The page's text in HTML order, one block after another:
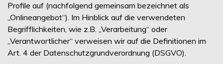
Profile auf (nachfolgend gemeinsam bezeichnet als
„Onlineangebot“). Im Hinblick auf die verwendeten
Begrifflichkeiten, wie z.B. „Verarbeitung“ oder
„Verantwortlicher“ verweisen wir auf die Definitionen im
Art. 4 der Datenschutzgrundverordnung (DSGVO).